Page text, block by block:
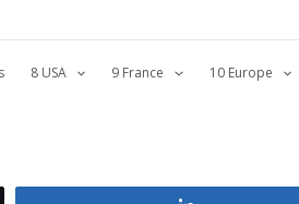
8 USA 9 France 10 Europe